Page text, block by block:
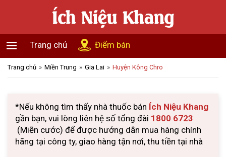
Trang chủ Điểm bán
Trang chủ Miền Trung Gia Lai Huyện Kông Chro
*Nếu không tìm thấy nhà thuốc bán Ích Niệu Khang
gần bạn, vui lòng liên hệ số tổng đài 1800 6723
(Miễn cước) để được hướng dẫn mua hàng chính
hãng tại công ty, giao hàng tận nơi, thu tiền tại nhà